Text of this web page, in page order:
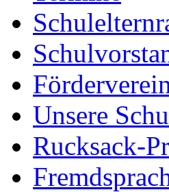
Unsere
Rucksack-